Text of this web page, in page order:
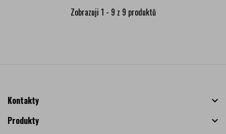
Zobrazuji 1 - 9 z 9 produktů
Kontakty

Produkty
